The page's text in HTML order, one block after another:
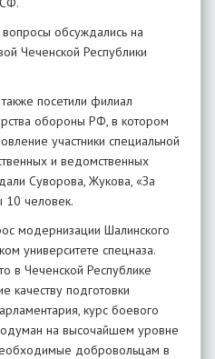
обсуждались на
Чеченской Республики
посетили филиал
обороны РФ, в котором
участники специальной
и ведомственных
Суворова, Жукова, «За
10 человек.
модернизации Шалинского
университете спецназа.
в Чеченской Республике
качеству подготовки
курс боевого
на высочайшем уровне
добровольцам в